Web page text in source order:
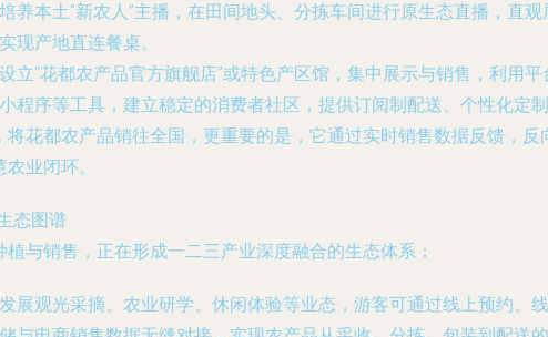
养本土“新农人”主播，在田间地头、分拣车间进行原生态直播，直
现产地直连餐桌。
立“花都农产品官方旗舰店”或特色产区馆，集中展示与销售，利用平
程序等工具，建立稳定的消费者社区，提供订阅制配送、个性化定
花都农产品销往全国，更重要的是，它通过实时销售数据反馈，
业闭环。
态图谱
与销售，正在形成一二三产业深度融合的生态体系：
展观光采摘、农业研学、休闲体验等业态，游客可通过线上预约、